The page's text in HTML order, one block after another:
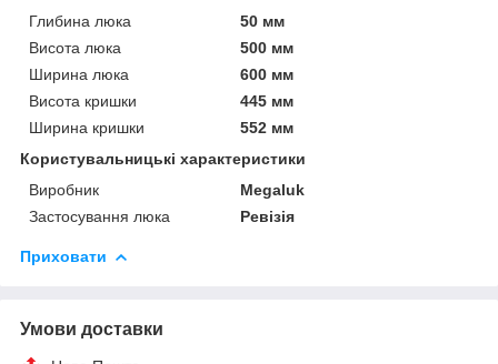
Глибина люка
50 мм
Висота люка
500 мм
Ширина люка
600 мм
Висота кришки
445 мм
Ширина кришки
552 мм
Користувальницькі характеристики
Виробник
Megaluk
Застосування люка
Ревізія
Приховати
Умови доставки